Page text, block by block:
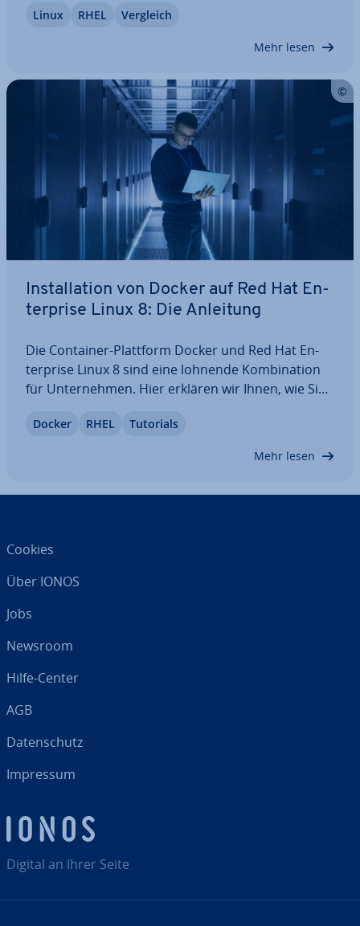
ist und dafür auch viele kos­ten­pflich­ti­ge
Linux RHEL Vergleich
Mehr lesen
In­stal­la­ti­on von Docker auf Red Hat En­
ter­pri­se Linux 8: Die Anleitung
Die Container-Plattform Docker und Red Hat En­
ter­pri­se Linux 8 sind eine lohnende Kom­bi­na­ti­on
für Un­ter­neh­men. Hier erklären wir Ihnen, wie Sie
stal­lie­ren und den Erfolg der In­stal­la­ti­on im
Docker RHEL Tutorials
Mehr lesen
Digital an Ihrer Seite
Cookies
Über IONOS
Jobs
Newsroom
Hilfe-Center
AGB
Da­ten­schutz
Impressum